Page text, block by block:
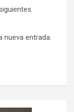
nueva entrada.